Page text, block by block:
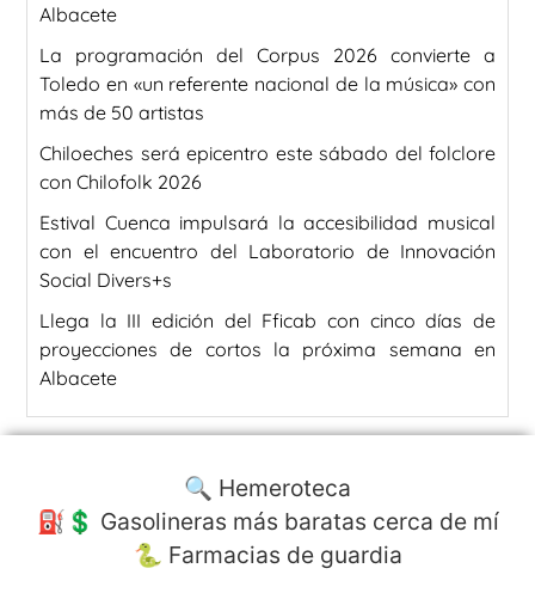
Albacete
La programación del Corpus 2026 convierte a
Toledo en «un referente nacional de la música» con
más de 50 artistas
Chiloeches será epicentro este sábado del folclore
con Chilofolk 2026
Estival Cuenca impulsará la accesibilidad musical
con el encuentro del Laboratorio de Innovación
Social Divers+s
Llega la III edición del Fficab con cinco días de
proyecciones de cortos la próxima semana en
Albacete
🔍 Hemeroteca
⛽️💲 Gasolineras más baratas cerca de mí
🐍 Farmacias de guardia